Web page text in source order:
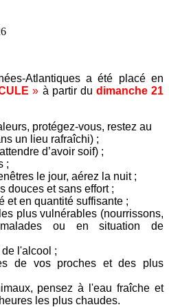
Atlantiques a été placé en
» à partir du dimanche 21
protégez-vous, restez au
un lieu rafraîchi) ;
d’avoir soif) ;
;
le jour, aérez la nuit ;
douces et sans effort ;
et en quantité suffisante ;
plus vulnérables (nourrissons,
malades ou en situation de
l'alcool ;
de vos proches et des plus
pensez à l'eau fraîche et
les plus chaudes.